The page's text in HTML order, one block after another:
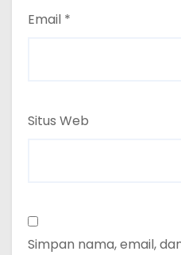
Email *
Situs Web
Simpan nama, email,